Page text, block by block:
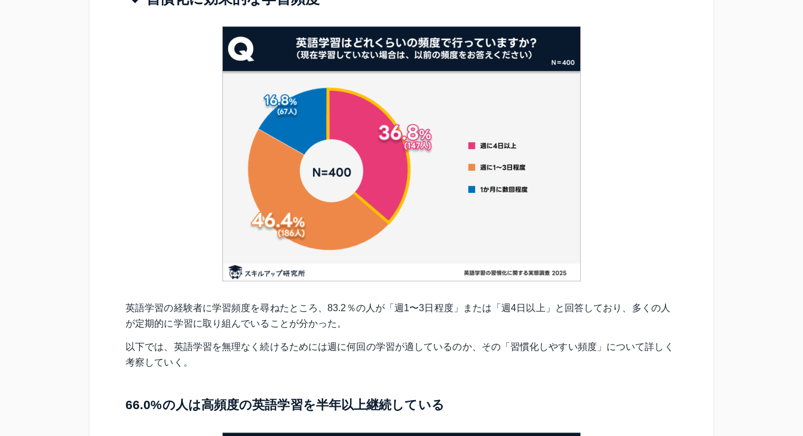
英語学習の経験者に学習頻度を尋ねたところ、83.2％の人が「週1〜3日程度」または「週4日以上」と回答しており、多くの人
が定期的に学習に取り組んでいることが分かった。
以下では、英語学習を無理なく続けるためには週に何回の学習が適しているのか、その「習慣化しやすい頻度」について詳しく
考察していく。
66.0%の人は高頻度の英語学習を半年以上継続している